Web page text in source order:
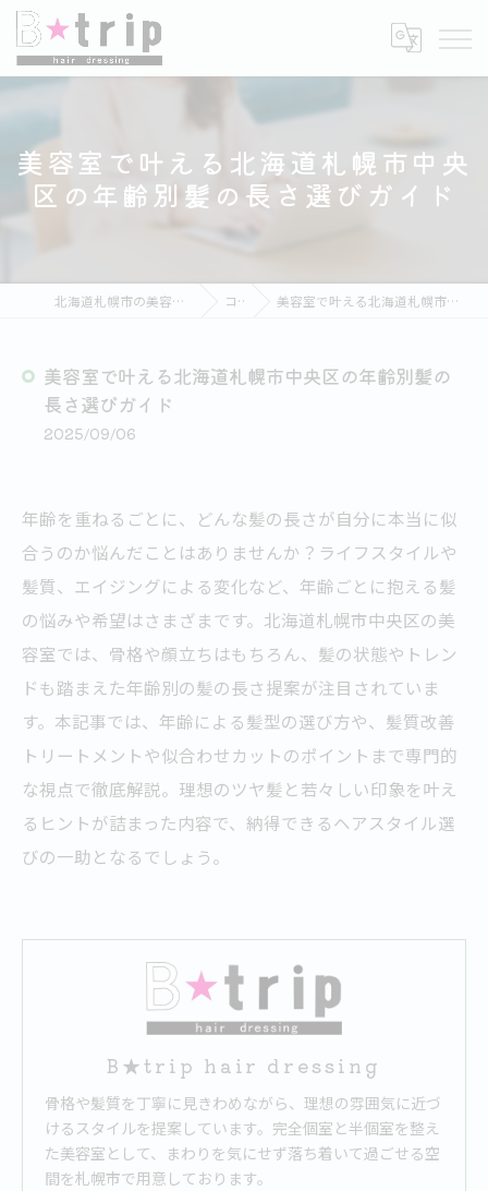
美容室で叶える北海道札幌市中央
区の年齢別髪の長さ選びガイド
北海道札幌市の美容室ならB★trip hair dressing コラム 美容室で叶える北海道札幌市中央区の年齢別髪の長さ選びガイド
美容室で叶える北海道札幌市中央区の年齢別髪の
長さ選びガイド
2025/09/06
年齢を重ねるごとに、どんな髪の長さが自分に本当に似
合うのか悩んだことはありませんか？ライフスタイルや
髪質、エイジングによる変化など、年齢ごとに抱える髪
の悩みや希望はさまざまです。北海道札幌市中央区の美
容室では、骨格や顔立ちはもちろん、髪の状態やトレン
ドも踏まえた年齢別の髪の長さ提案が注目されていま
す。本記事では、年齢による髪型の選び方や、髪質改善
トリートメントや似合わせカットのポイントまで専門的
な視点で徹底解説。理想のツヤ髪と若々しい印象を叶え
るヒントが詰まった内容で、納得できるヘアスタイル選
びの一助となるでしょう。
B★trip hair dressing
骨格や髪質を丁寧に見きわめながら、理想の雰囲気に近づ
けるスタイルを提案しています。完全個室と半個室を整え
た美容室として、まわりを気にせず落ち着いて過ごせる空
間を札幌市で用意しております。